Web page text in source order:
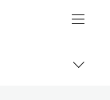
Logo, back
Skift